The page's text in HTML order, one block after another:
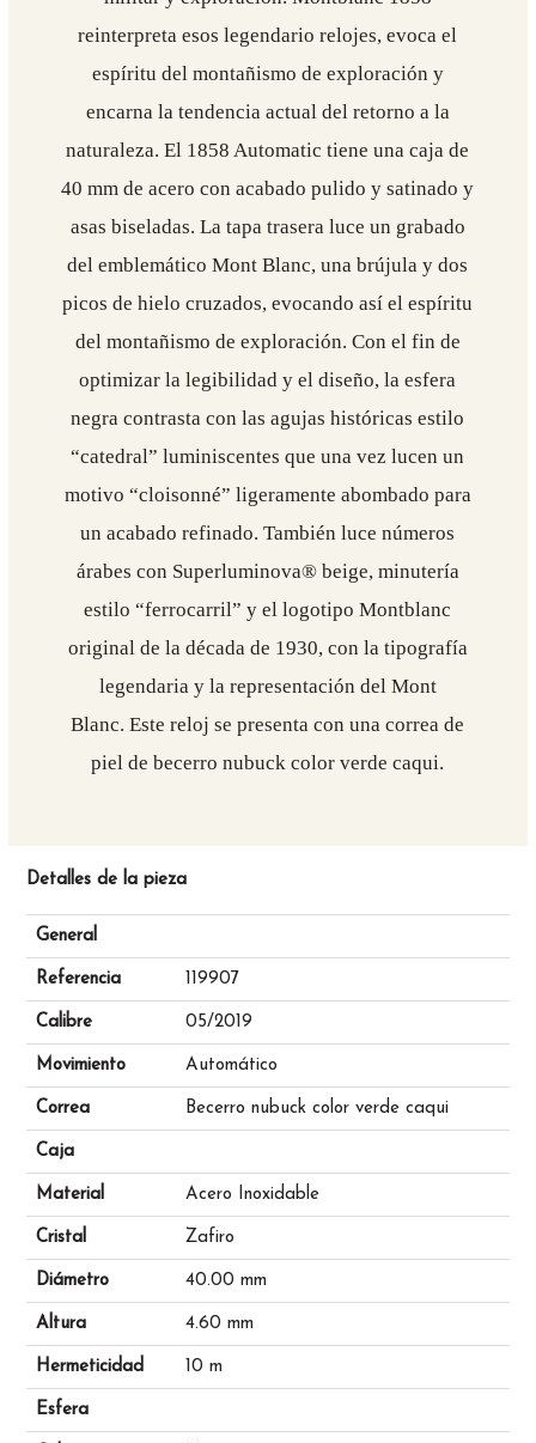
reinterpreta esos legendario relojes, evoca el
espíritu del montañismo de exploración y
encarna la tendencia actual del retorno a la
naturaleza. El 1858 Automatic tiene una caja de
40 mm de acero con acabado pulido y satinado y
asas biseladas. La tapa trasera luce un grabado
del emblemático Mont Blanc, una brújula y dos
picos de hielo cruzados, evocando así el espíritu
del montañismo de exploración. Con el fin de
optimizar la legibilidad y el diseño, la esfera
negra contrasta con las agujas históricas estilo
“catedral” luminiscentes que una vez lucen un
motivo “cloisonné” ligeramente abombado para
un acabado refinado. También luce números
árabes con Superluminova® beige, minutería
estilo “ferrocarril” y el logotipo Montblanc
original de la década de 1930, con la tipografía
legendaria y la representación del Mont
Blanc. Este reloj se presenta con una correa de
piel de becerro nubuck color verde caqui.
Detalles de la pieza
General
Referencia 119907
Calibre 05/2019
Movimiento Automático
Correa Becerro nubuck color verde caqui
Caja
Material Acero Inoxidable
Cristal Zafiro
Diámetro 40.00 mm
Altura 4.60 mm
Hermeticidad 10 m
Esfera